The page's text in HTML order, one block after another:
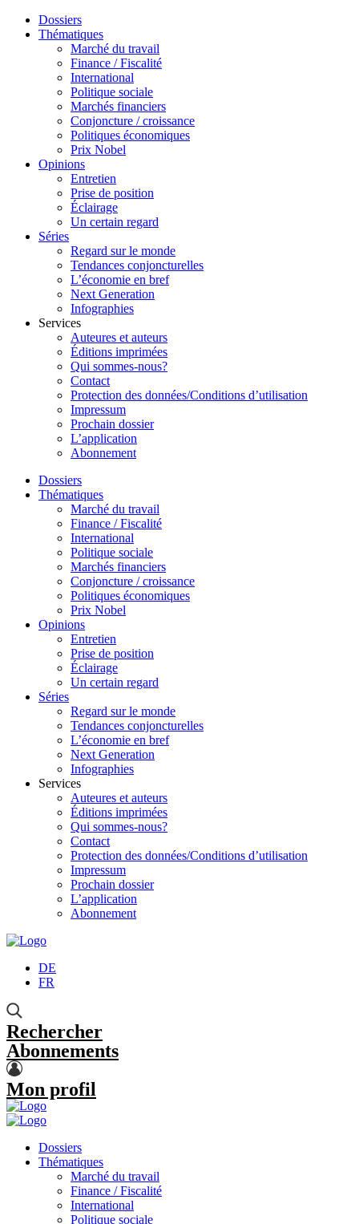
Dossiers
Thématiques
Marché du travail
Finance / Fiscalité
International
Politique sociale
Marchés financiers
Conjoncture / croissance
Politiques économiques
Prix Nobel
Opinions
Entretien
Prise de position
Éclairage
Un certain regard
Séries
Regard sur le monde
Tendances conjoncturelles
L’économie en bref
Next Generation
Infographies
Services
Auteures et auteurs
Éditions imprimées
Qui sommes-nous?
Contact
Protection des données/Conditions d’utilisation
Impressum
Prochain dossier
L’application
Abonnement
Dossiers
Thématiques
Marché du travail
Finance / Fiscalité
International
Politique sociale
Marchés financiers
Conjoncture / croissance
Politiques économiques
Prix Nobel
Opinions
Entretien
Prise de position
Éclairage
Un certain regard
Séries
Regard sur le monde
Tendances conjoncturelles
L’économie en bref
Next Generation
Infographies
Services
Auteures et auteurs
Éditions imprimées
Qui sommes-nous?
Contact
Protection des données/Conditions d’utilisation
Impressum
Prochain dossier
L’application
Abonnement
DE
FR
Rechercher
Abonnements
Mon profil
Dossiers
Thématiques
Marché du travail
Finance / Fiscalité
International
Politique sociale